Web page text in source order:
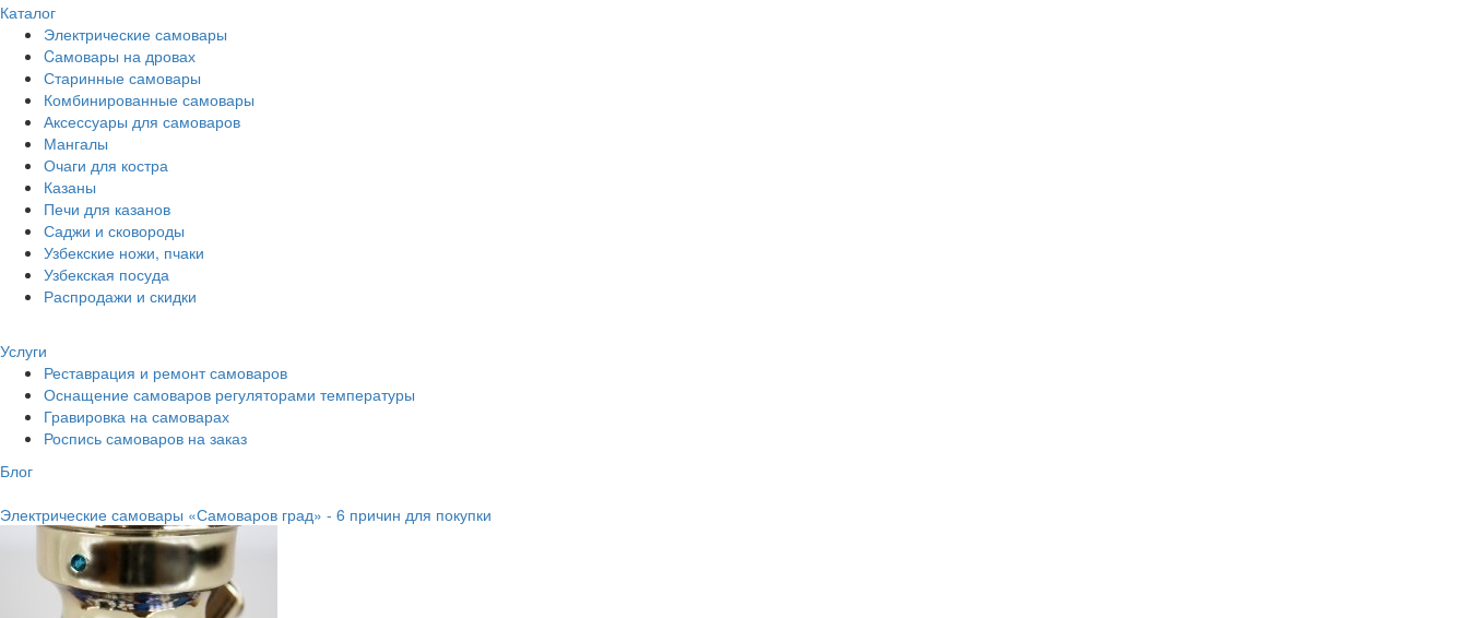
Каталог
Электрические самовары
Cамовары на дровах
Старинные самовары
Комбинированные самовары
Аксессуары для самоваров
Мангалы
Очаги для костра
Казаны
Печи для казанов
Саджи и сковороды
Узбекские ножи, пчаки
Узбекская посуда
Распродажи и скидки
Услуги
Реставрация и ремонт самоваров
Оснащение самоваров регуляторами температуры
Гравировка на самоварах
Роспись самоваров на заказ
Блог
Электрические самовары «Самоваров град» - 6 причин для покупки